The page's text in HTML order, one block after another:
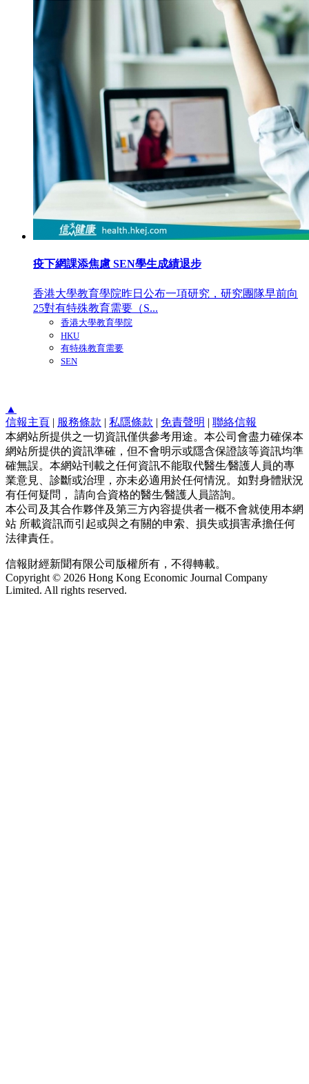
疫下網課添焦慮 SEN學生成績退步
香港大學教育學院昨日公布一項研究，研究團隊早前向
25對有特殊教育需要（S...
香港大學教育學院
HKU
有特殊教育需要
SEN
▲
信報主頁 | 服務條款 | 私隱條款 | 免責聲明 | 聯絡信報
本網站所提供之一切資訊僅供參考用途。本公司會盡力確保本
網站所提供的資訊準確，但不會明示或隱含保證該等資訊均準
確無誤。本網站刊載之任何資訊不能取代醫生∕醫護人員的專
業意見、診斷或治理，亦未必適用於任何情況。如對身體狀況
有任何疑問， 請向合資格的醫生∕醫護人員諮詢。
本公司及其合作夥伴及第三方內容提供者一概不會就使用本網
站 所載資訊而引起或與之有關的申索、損失或損害承擔任何
法律責任。
信報財經新聞有限公司版權所有，不得轉載。
Copyright © 2026 Hong Kong Economic Journal Company
Limited. All rights reserved.